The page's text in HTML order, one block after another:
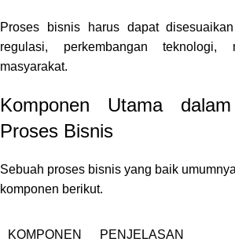
Proses bisnis harus dapat
regulasi, perkembangan teknologi,
masyarakat.
Komponen Utama
Proses Bisnis
Sebuah proses bisnis yang baik
komponen berikut.
KOMPONEN PENJELASAN